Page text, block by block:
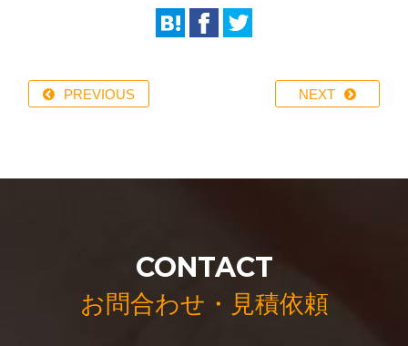
PREVIOUS NEXT
CONTACT
お問合わせ・見積依頼